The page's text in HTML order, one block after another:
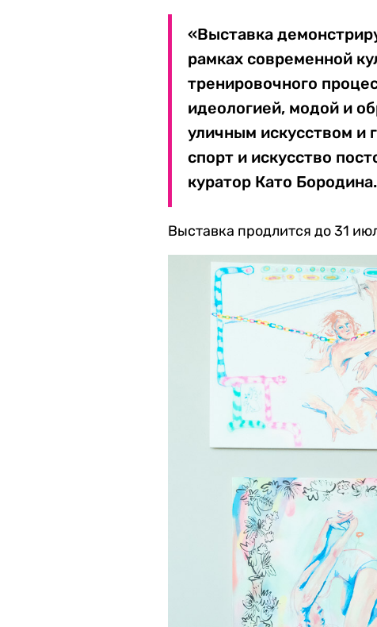
«Выставка
рамках современной
тренировочного
идеологией, модой и
уличным искусством и
спорт и искусство
куратор Като Бородина.
Выставка продлится до 31